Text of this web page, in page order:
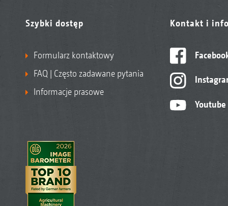
Szybki dostęp
Formularz kontaktowy
FAQ | Często zadawane pytania
Informacje prasowe
Kontakt i
Youtube